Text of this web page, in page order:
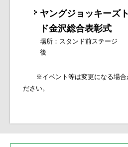
ヤングジョッキーズ
ド金沢総合表彰式
場所：スタンド前ステー
後
※イベント等は変更になる場合
ださい。